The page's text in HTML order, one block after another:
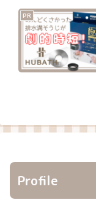
PR
Profile